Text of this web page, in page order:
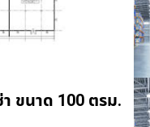
า ขนาด 100 ตรม.